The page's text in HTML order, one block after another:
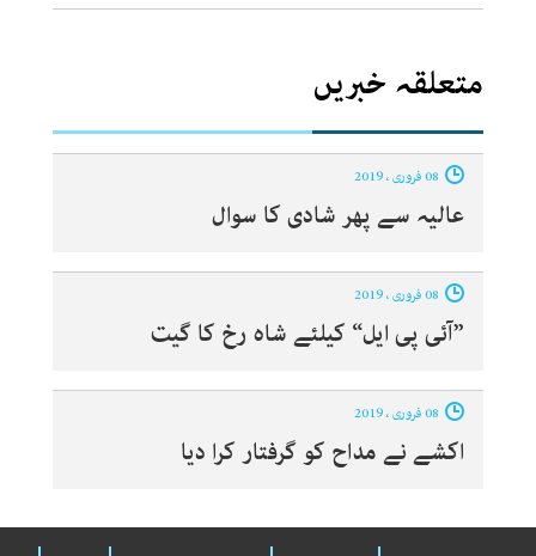
متعلقہ خبریں
عالیہ سے پھر شادی کا سوال
”آئی پی ایل“ کیلئے شاہ رخ کا گیت
اکشے نے مداح کو گرفتار کرا دیا